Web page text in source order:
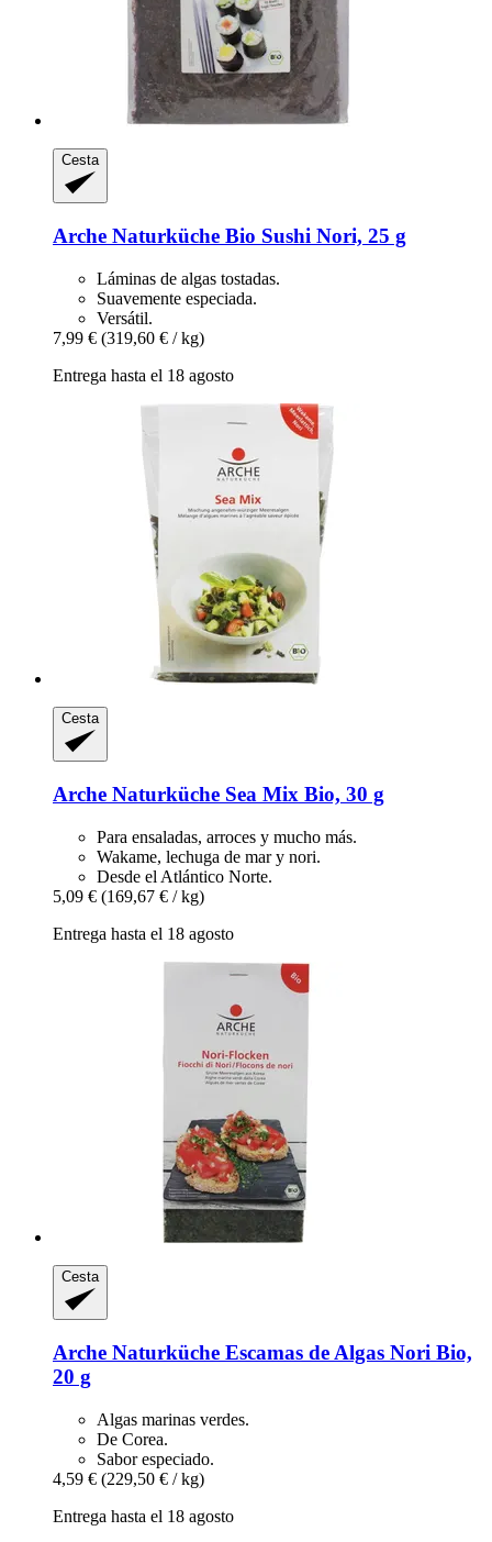
Cesta
Arche Naturküche Bio Sushi Nori, 25 g
Láminas de algas tostadas.
Suavemente especiada.
Versátil.
7,99 € (319,60 € / kg)
Entrega hasta el 18 agosto
Cesta
Arche Naturküche Sea Mix Bio, 30 g
Para ensaladas, arroces y mucho más.
Wakame, lechuga de mar y nori.
Desde el Atlántico Norte.
5,09 € (169,67 € / kg)
Entrega hasta el 18 agosto
Cesta
Arche Naturküche Escamas de Algas Nori Bio,
20 g
Algas marinas verdes.
De Corea.
Sabor especiado.
4,59 € (229,50 € / kg)
Entrega hasta el 18 agosto